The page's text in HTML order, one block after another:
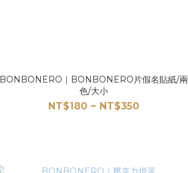
BONBONERO｜BONBONERO片假名貼紙/兩
色/大小
NT$180 ~ NT$350